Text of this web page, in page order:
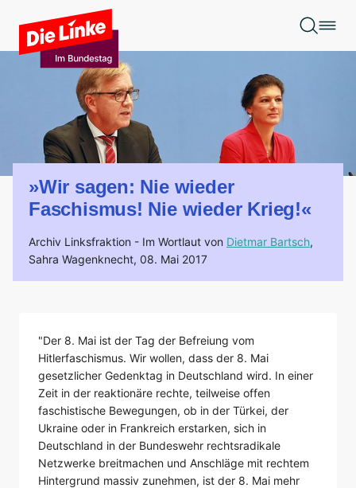
Zum Hauptinhalt springen
»Wir sagen: Nie wieder
Faschismus! Nie wieder Krieg!«
Archiv Linksfraktion - Im Wortlaut von Dietmar Bartsch,
Sahra Wagenknecht, 08. Mai 2017
"Der 8. Mai ist der Tag der Befreiung vom
Hitlerfaschismus. Wir wollen, dass der 8. Mai
gesetzlicher Gedenktag in Deutschland wird. In einer
Zeit in der reaktionäre rechte, teilweise offen
faschistische Bewegungen, ob in der Türkei, der
Ukraine oder in Frankreich erstarken, sich in
Deutschland in der Bundeswehr rechtsradikale
Netzwerke breitmachen und Anschläge mit rechtem
Hintergrund massiv zunehmen, ist der 8. Mai mehr